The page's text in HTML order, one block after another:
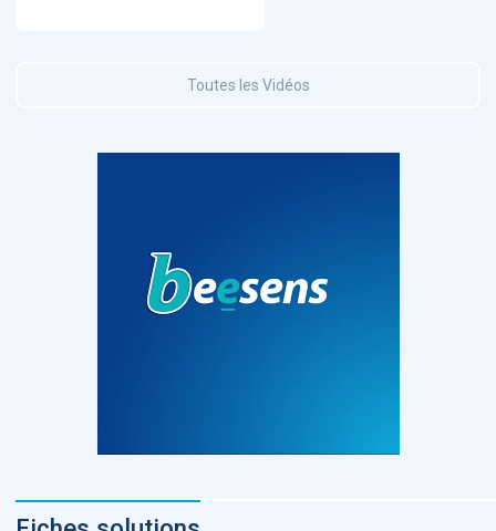
Toutes les Vidéos